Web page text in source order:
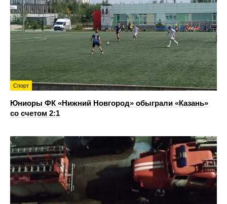
Спорт
Юниоры ФК «Нижний Новгород» обыграли «Казань»
со счетом 2:1